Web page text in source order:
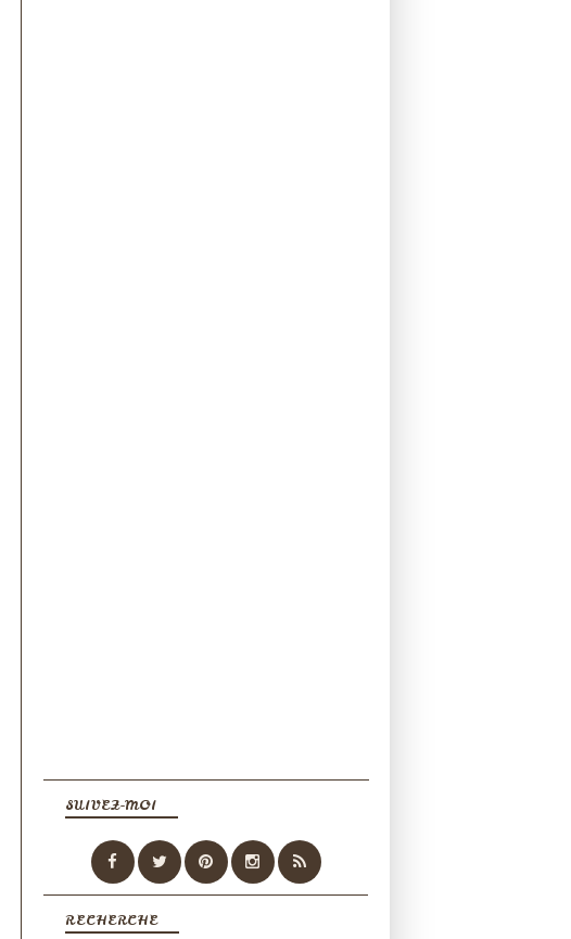
SUIVEZ-MOI
RECHERCHE